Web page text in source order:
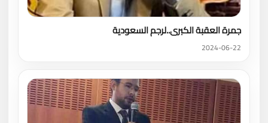
جمرة العقبة الكبرى..لرجم السعودية
2024-06-22